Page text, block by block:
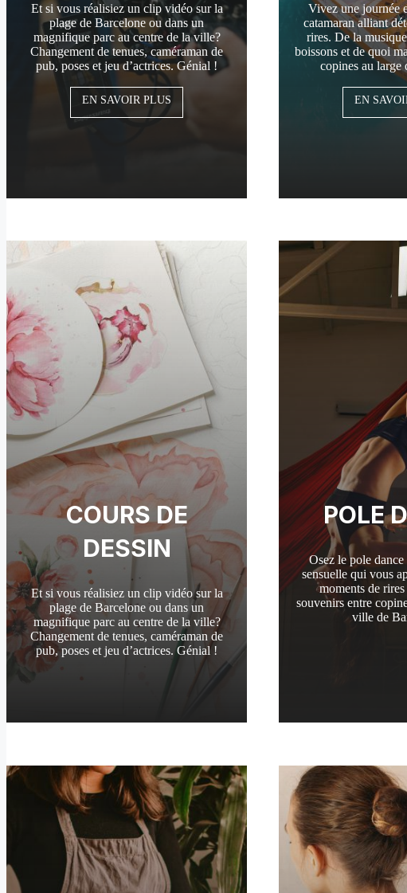
Et si vous réalisiez un clip vidéo sur la
plage de Barcelone ou dans un
magnifique parc au centre de la ville?
Changement de tenues, caméraman de
pub, poses et jeu d’actrices. Génial !
EN SAVOIR PLUS
Vivez une journée
catamaran alliant
rires. De la
boissons et de quoi
copines au large
EN
COURS DE
DESSIN
Et si vous réalisiez un clip vidéo sur la
plage de Barcelone ou dans un
magnifique parc au centre de la ville?
Changement de tenues, caméraman de
pub, poses et jeu d’actrices. Génial !
POLE
Osez le pole dance
sensuelle qui vous
moments de
souvenirs entre
ville de